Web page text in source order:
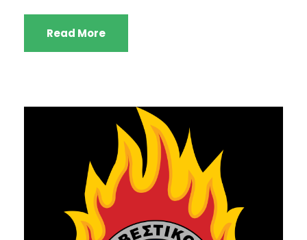
Read More